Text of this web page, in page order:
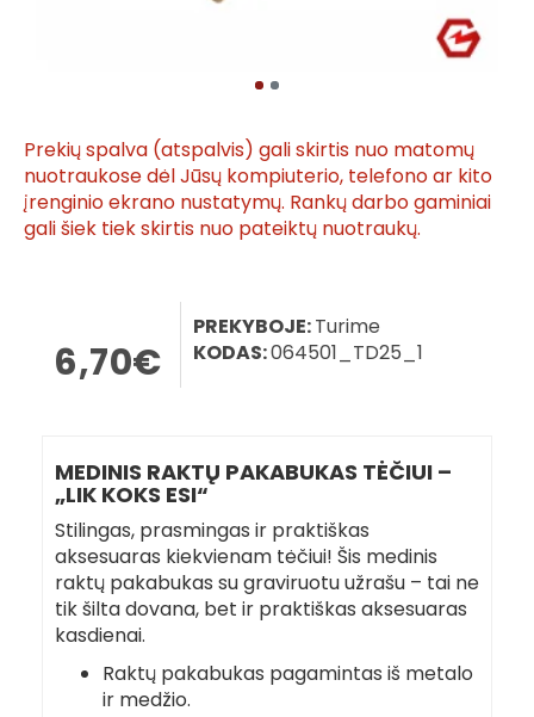
Prekių spalva (atspalvis) gali skirtis nuo matomų
nuotraukose dėl Jūsų kompiuterio, telefono ar kito
įrenginio ekrano nustatymų. Rankų darbo gaminiai
gali šiek tiek skirtis nuo pateiktų nuotraukų.
6,70€
PREKYBOJE:Turime
KODAS:064501_TD25_1
MEDINIS RAKTŲ PAKABUKAS TĖČIUI –
„LIK KOKS ESI“
Stilingas, prasmingas ir praktiškas
aksesuaras kiekvienam tėčiui! Šis medinis
raktų pakabukas su graviruotu užrašu – tai ne
tik šilta dovana, bet ir praktiškas aksesuaras
kasdienai.
Raktų pakabukas pagamintas iš metalo
ir medžio.